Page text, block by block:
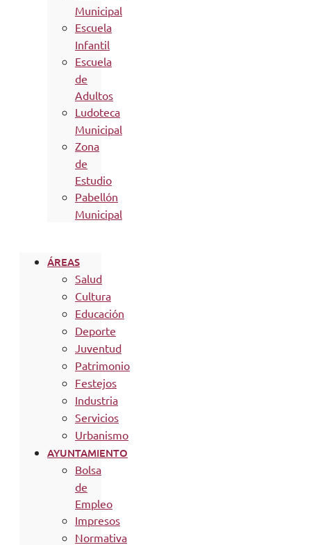
Municipal
Escuela
Infantil
Escuela
de
Adultos
Ludoteca
Municipal
Zona
de
Estudio
Pabellón
Municipal
ÁREAS
Salud
Cultura
Educación
Deporte
Juventud
Patrimonio
Festejos
Industria
Servicios
Urbanismo
AYUNTAMIENTO
Bolsa
de
Empleo
Impresos
Normativa